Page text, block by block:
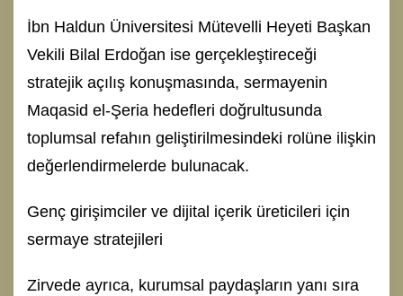
İbn Haldun Üniversitesi Mütevelli Heyeti Başkan
Vekili Bilal Erdoğan ise gerçekleştireceği
stratejik açılış konuşmasında, sermayenin
Maqasid el-Şeria hedefleri doğrultusunda
toplumsal refahın geliştirilmesindeki rolüne ilişkin
değerlendirmelerde bulunacak.
Genç girişimciler ve dijital içerik üreticileri için
sermaye stratejileri
Zirvede ayrıca, kurumsal paydaşların yanı sıra